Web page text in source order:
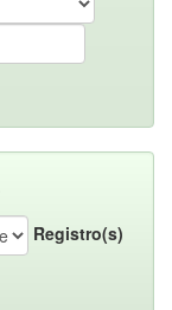
Registro(s)